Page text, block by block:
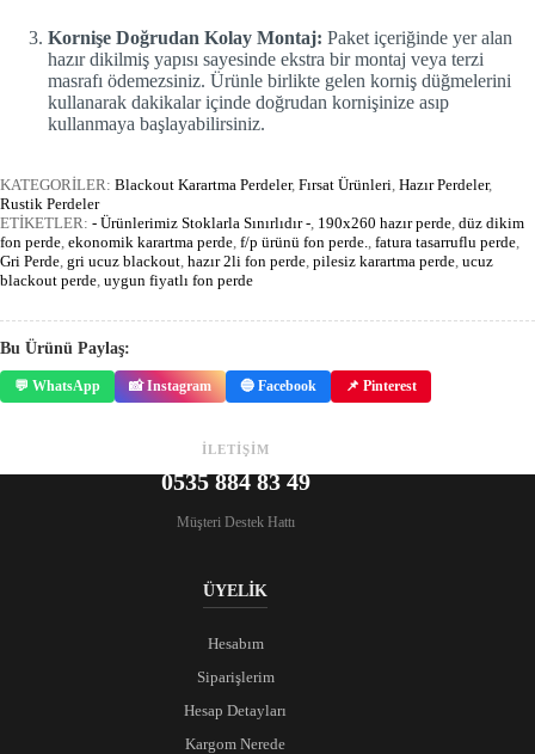
Kornişe Doğrudan Kolay Montaj: Paket içeriğinde yer alan
hazır dikilmiş yapısı sayesinde ekstra bir montaj veya terzi
masrafı ödemezsiniz. Ürünle birlikte gelen korniş düğmelerini
kullanarak dakikalar içinde doğrudan kornişinize asıp
kullanmaya başlayabilirsiniz.
KATEGORİLER: Blackout Karartma Perdeler, Fırsat Ürünleri, Hazır Perdeler,
Rustik Perdeler
ETİKETLER: - Ürünlerimiz Stoklarla Sınırlıdır -, 190x260 hazır perde, düz dikim
fon perde, ekonomik karartma perde, f/p ürünü fon perde., fatura tasarruflu perde,
Gri Perde, gri ucuz blackout, hazır 2li fon perde, pilesiz karartma perde, ucuz
blackout perde, uygun fiyatlı fon perde
Bu Ürünü Paylaş:
💬 WhatsApp 📸 Instagram 🔵 Facebook 📌 Pinterest
İLETİŞİM
0535 884 83 49
Müşteri Destek Hattı
ÜYELİK
Hesabım
Siparişlerim
Hesap Detayları
Kargom Nerede